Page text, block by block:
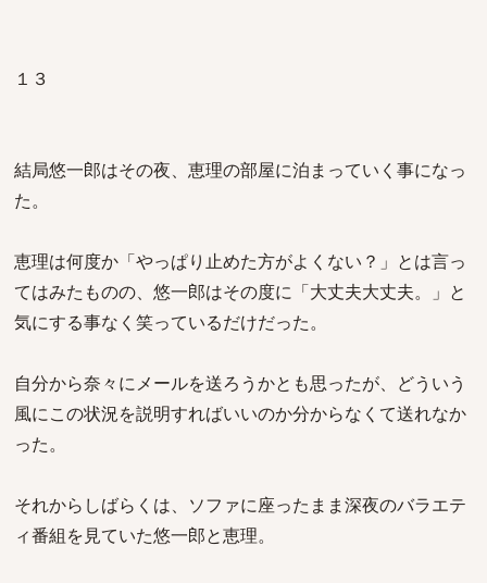
１３
結局悠一郎はその夜、恵理の部屋に泊まっていく事になっ
た。
恵理は何度か「やっぱり止めた方がよくない？」とは言っ
てはみたものの、悠一郎はその度に「大丈夫大丈夫。」と
気にする事なく笑っているだけだった。
自分から奈々にメールを送ろうかとも思ったが、どういう
風にこの状況を説明すればいいのか分からなくて送れなか
った。
それからしばらくは、ソファに座ったまま深夜のバラエテ
ィ番組を見ていた悠一郎と恵理。